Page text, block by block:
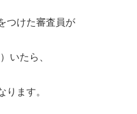
つけた審査員が
いたら、
ります。